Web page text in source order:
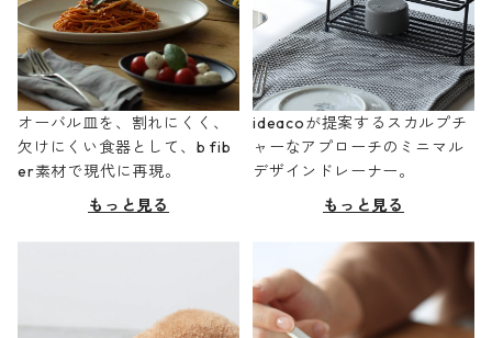
オーバル皿を、割れにくく、
欠けにくい食器として、b fib
er素材で現代に再現。
もっと見る
ideacoが提案するスカルプチ
ャーなアプローチのミニマル
デザインドレーナー。
もっと見る